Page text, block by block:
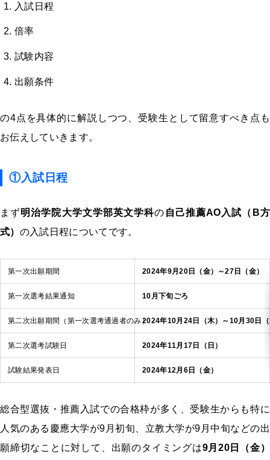
入試日程
倍率
試験内容
出願条件
の4点を具体的に解説しつつ、受験生として留意すべき点も
お伝えしていきます。
①入試日程
まず明治学院大学文学部英文学科の 自己推薦AO入試（B方
式） の入試日程についてです。
第一次出願期間 2024年9月20日（金）～27日（金）
第一次選考結果通知 10月下旬ごろ
第二次出願期間（第一次選考通過者のみ）2024年10月24日（木）～10月30日
第二次選考試験日 2024年11月17日（日）
試験結果発表日 2024年12月6日（金）
総合型選抜・推薦入試での合格枠が多く、受験生からも特に
人気のある慶應大学が9月初旬、立教大学が9月中旬などの出
願締切なことに対して、出願のタイミングは9月20日（金）